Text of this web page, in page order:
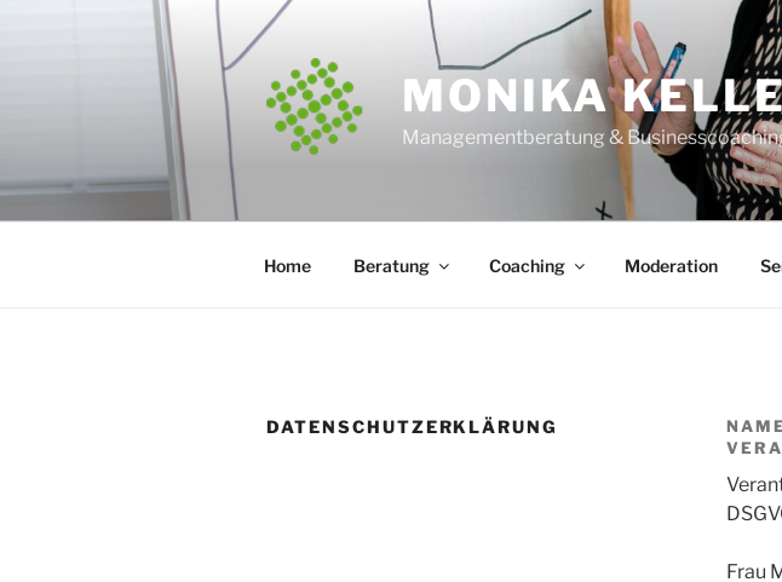
MONIKA
Managementberatung &
Home Beratung Coaching Moderation
DATENSCHUTZERKLÄRUNG
Frau